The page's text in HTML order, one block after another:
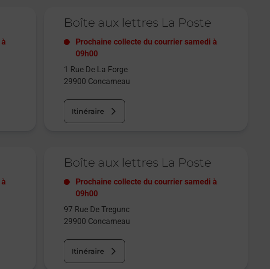
à
Boîte aux lettres La Poste
Prochaine collecte du courriersamedi à
09h00
1 Rue De La Forge
29900 Concarneau
Itinéraire
à
Boîte aux lettres La Poste
Prochaine collecte du courriersamedi à
09h00
97 Rue De Tregunc
29900 Concarneau
Itinéraire